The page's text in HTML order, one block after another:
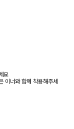
요
이너와 함께 착용해주세